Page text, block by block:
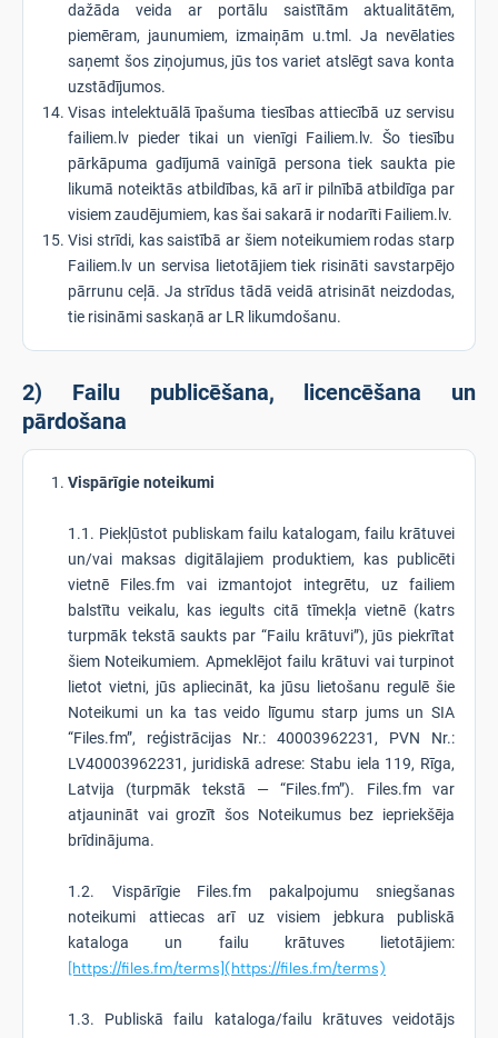
dažāda veida ar portālu saistītām aktualitātēm,
piemēram, jaunumiem, izmaiņām u.tml. Ja nevēlaties
saņemt šos ziņojumus, jūs tos variet atslēgt sava konta
uzstādījumos.
Visas intelektuālā īpašuma tiesības attiecībā uz servisu
failiem.lv pieder tikai un vienīgi Failiem.lv. Šo tiesību
pārkāpuma gadījumā vainīgā persona tiek saukta pie
likumā noteiktās atbildības, kā arī ir pilnībā atbildīga par
visiem zaudējumiem, kas šai sakarā ir nodarīti Failiem.lv.
Visi strīdi, kas saistībā ar šiem noteikumiem rodas starp
Failiem.lv un servisa lietotājiem tiek risināti savstarpējo
pārrunu ceļā. Ja strīdus tādā veidā atrisināt neizdodas,
tie risināmi saskaņā ar LR likumdošanu.
2) Failu publicēšana, licencēšana un
pārdošana
Vispārīgie noteikumi
1.1. Piekļūstot publiskam failu katalogam, failu krātuvei
un/vai maksas digitālajiem produktiem, kas publicēti
vietnē Files.fm vai izmantojot integrētu, uz failiem
balstītu veikalu, kas iegults citā tīmekļa vietnē (katrs
turpmāk tekstā saukts par “Failu krātuvi”), jūs piekrītat
šiem Noteikumiem. Apmeklējot failu krātuvi vai turpinot
lietot vietni, jūs apliecināt, ka jūsu lietošanu regulē šie
Noteikumi un ka tas veido līgumu starp jums un SIA
“Files.fm”, reģistrācijas Nr.: 40003962231, PVN Nr.:
LV40003962231, juridiskā adrese: Stabu iela 119, Rīga,
Latvija (turpmāk tekstā — “Files.fm”). Files.fm var
atjaunināt vai grozīt šos Noteikumus bez iepriekšēja
brīdinājuma.
1.2. Vispārīgie Files.fm pakalpojumu sniegšanas
noteikumi attiecas arī uz visiem jebkura publiskā
kataloga un failu krātuves lietotājiem:
[https://files.fm/terms](https://files.fm/terms)
1.3. Publiskā failu kataloga/failu krātuves veidotājs